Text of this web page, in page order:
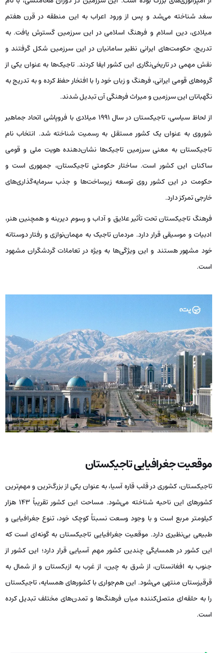
سغد شناخته می‌شد و پس از ورود اعراب به این منطقه در قرن هفتم
میلادی، دین اسلام و فرهنگ اسلامی در این سرزمین گسترش یافت. به
تدریج، حکومت‌های ایرانی نظیر سامانیان در این سرزمین شکل گرفتند و
نقش مهمی در تاریخی‌نگاری این کشور ایفا کردند. تاجیک‌ها به عنوان یکی از
گروه‌های قومی ایرانی، فرهنگ و زبان خود را با افتخار حفظ کرده و به‌ تدریج به
نگهبانان این سرزمین و میراث فرهنگی آن تبدیل شدند.
از لحاظ سیاسی، تاجیکستان در سال ۱۹۹۱ میلادی با فروپاشی اتحاد جماهیر
شوروی به عنوان یک کشور مستقل به رسمیت شناخته شد. انتخاب نام
تاجیکستان به معنی سرزمین تاجیک‌ها نشان‌دهنده هویت ملی و قومی
ساکنان این کشور است. ساختار حکومتی تاجیکستان، جمهوری است و
حکومت در این کشور روی توسعه زیرساخت‌ها و جذب سرمایه‌گذاری‌های
خارجی تمرکز دارد.
فرهنگ تاجیکستان تحت تأثیر علایق و آداب و رسوم دیرینه و همچنین هنر،
ادبیات و موسیقی قرار دارد. مردمان تاجیک به مهمان‌نوازی و رفتار دوستانه
خود مشهور هستند و این ویژگی‌ها به ‌ویژه در تعاملات گردشگران مشهود
است.
موقعیت جغرافیایی تاجیکستان
تاجیکستان، کشوری در قلب قاره آسیا، به عنوان یکی از بزرگ‌ترین و مهم‌ترین
کشورهای این ناحیه شناخته می‌شود. مساحت این کشور تقریباً ۱۴۳ هزار
کیلومتر مربع است و با وجود وسعت نسبتاً کوچک خود، تنوع جغرافیایی و
طبیعی بی‌نظیری دارد. موقعیت جغرافیایی تاجیکستان به گونه‌ای است که
این کشور در همسایگی چندین کشور مهم آسیایی قرار دارد؛ این کشور از
جنوب به افغانستان، از شرق به چین، از غرب به ازبکستان و از شمال به
قرقیزستان منتهی می‌شود. این هم‌جواری با کشورهای همسایه، تاجیکستان
را به حلقه‌ای متصل‌کننده میان فرهنگ‌ها و تمدن‌های مختلف تبدیل کرده
است.